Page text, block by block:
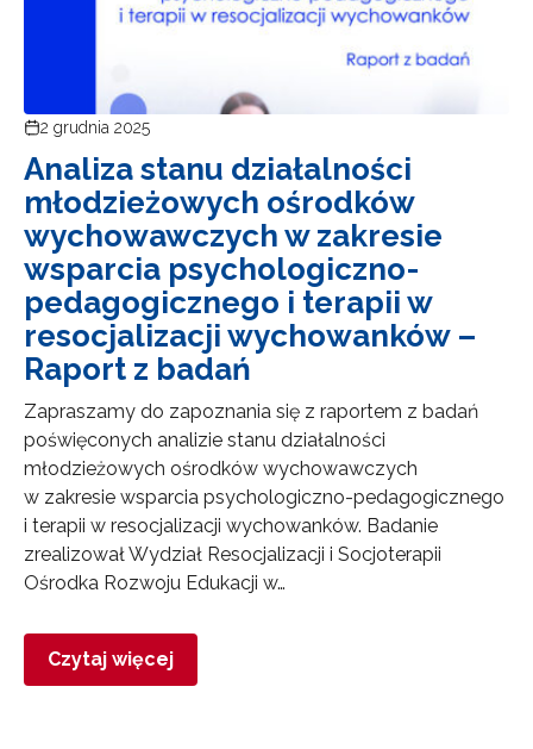
2 grudnia 2025
Analiza stanu działalności
młodzieżowych ośrodków
wychowawczych w zakresie
wsparcia psychologiczno-
pedagogicznego i terapii w
resocjalizacji wychowanków –
Raport z badań
Zapraszamy do zapoznania się z raportem z badań
poświęconych analizie stanu działalności
młodzieżowych ośrodków wychowawczych
w zakresie wsparcia psychologiczno-pedagogicznego
i terapii w resocjalizacji wychowanków. Badanie
zrealizował Wydział Resocjalizacji i Socjoterapii
Ośrodka Rozwoju Edukacji w…
Czytaj więcej